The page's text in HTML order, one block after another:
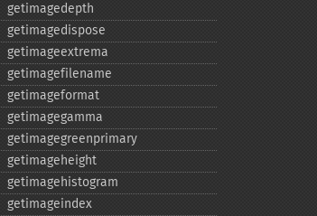
getimagedepth
getimagedispose
getimageextrema
getimagefilename
getimageformat
getimagegamma
getimagegreenprimary
getimageheight
getimagehistogram
getimageindex